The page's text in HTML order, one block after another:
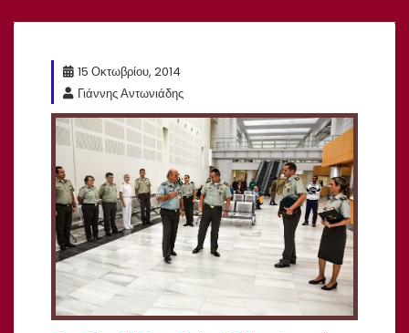
15 Οκτωβρίου, 2014
Γιάννης Αντωνιάδης